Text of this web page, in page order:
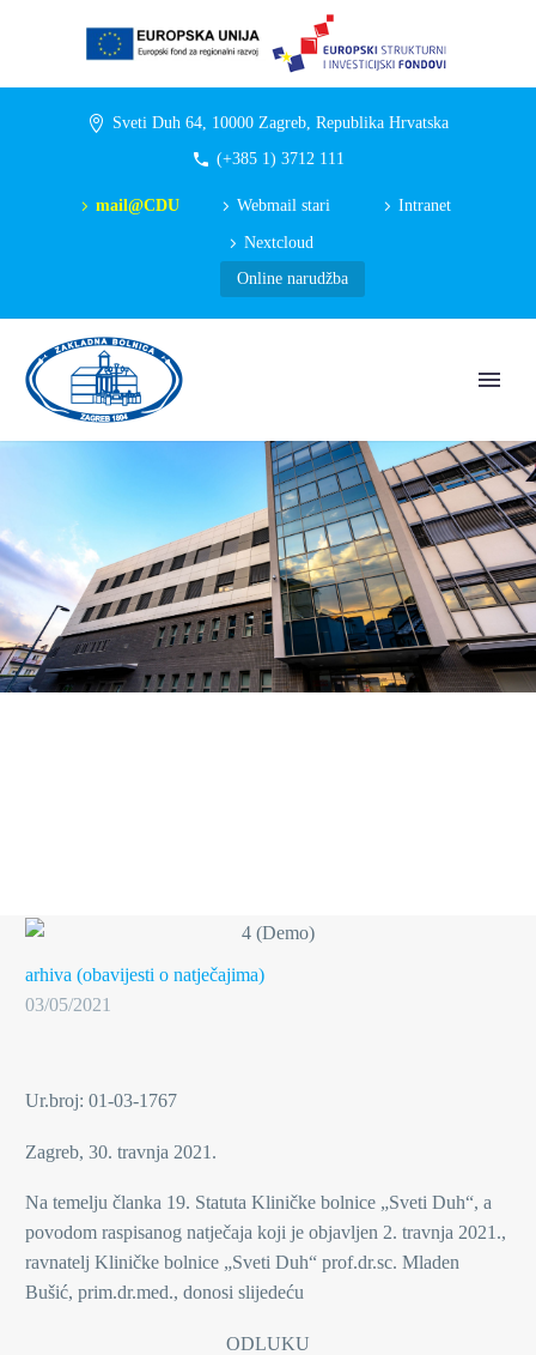
Sveti Duh 64, 10000 Zagreb, Republika Hrvatska
(+385 1) 3712 111
mail@CDU Webmail stari Intranet
Nextcloud
Online narudžba
arhiva (obavijesti o natječajima)
03/05/2021
Ur.broj: 01-03-1767
Zagreb, 30. travnja 2021.
Na temelju članka 19. Statuta Kliničke bolnice „Sveti Duh“, a
povodom raspisanog natječaja koji je objavljen 2. travnja 2021.,
ravnatelj Kliničke bolnice „Sveti Duh“ prof.dr.sc. Mladen
Bušić, prim.dr.med., donosi slijedeću
ODLUKU